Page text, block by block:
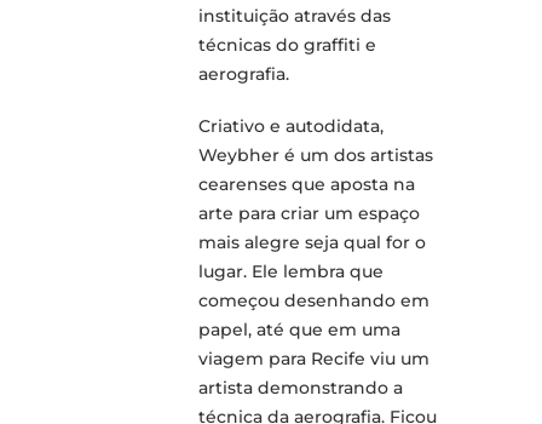
instituição através das
técnicas do graffiti e
aerografia.
Criativo e autodidata,
Weybher é um dos artistas
cearenses que aposta na
arte para criar um espaço
mais alegre seja qual for o
lugar. Ele lembra que
começou desenhando em
papel, até que em uma
viagem para Recife viu um
artista demonstrando a
técnica da aerografia. Ficou